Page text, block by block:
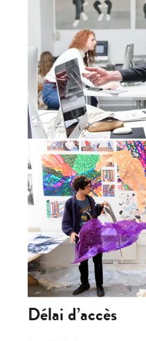
Délai d’accès